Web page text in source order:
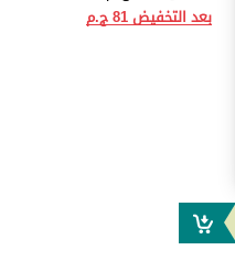
بعد التخفيض81 ج.م